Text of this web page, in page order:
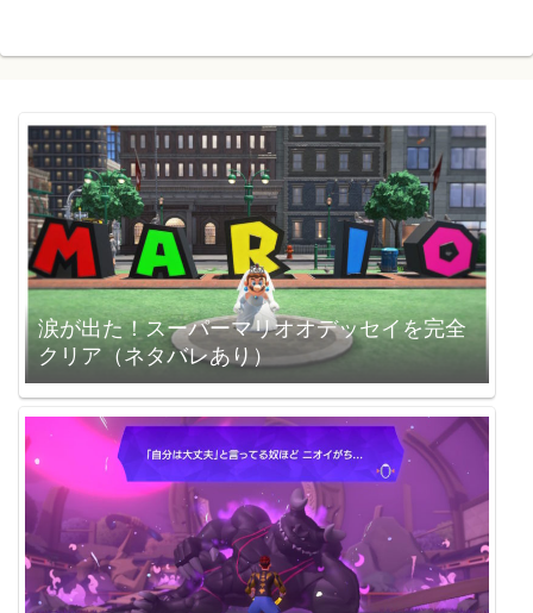
涙が出た！スーパーマリオオデッセイを完全
クリア（ネタバレあり）